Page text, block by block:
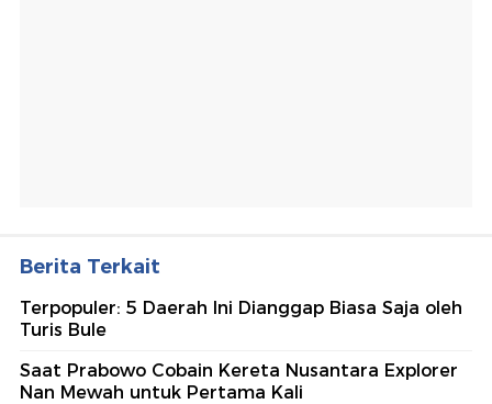
Berita Terkait
Terpopuler: 5 Daerah Ini Dianggap Biasa Saja oleh
Turis Bule
Saat Prabowo Cobain Kereta Nusantara Explorer
Nan Mewah untuk Pertama Kali